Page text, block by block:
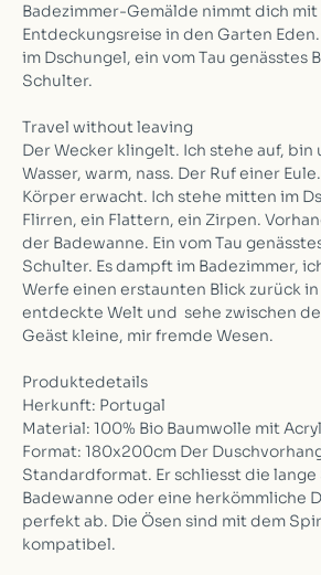
Badezimmer-Gemälde nimmt dich mit
Entdeckungsreise in den Garten
im Dschungel, ein vom Tau genässtes
Schulter.
Travel without leaving
Der Wecker klingelt. Ich stehe auf, bin
Wasser, warm, nass. Der Ruf einer
Körper erwacht. Ich stehe mitten im
Flirren, ein Flattern, ein Zirpen.
der Badewanne. Ein vom Tau
Schulter. Es dampft im Badezimmer,
Werfe einen erstaunten Blick zurück
entdeckte Welt und sehe zwischen
Geäst kleine, mir fremde Wesen.
Produktedetails
Herkunft: Portugal
Material: 100% Bio Baumwolle mit
Format: 180x200cm Der
Standardformat. Er schliesst die
Badewanne oder eine herkömmliche
perfekt ab. Die Ösen sind mit dem
kompatibel.